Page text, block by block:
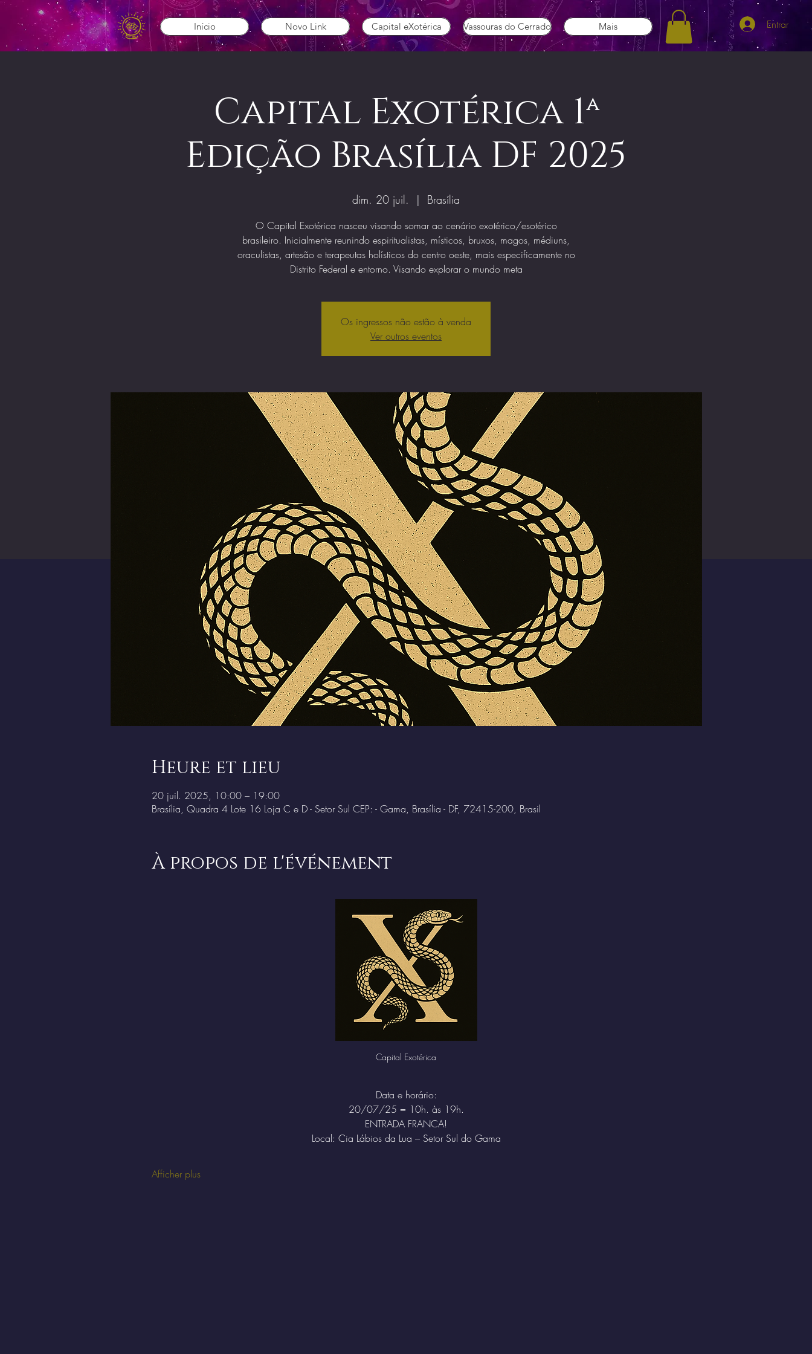
Entrar
Início Novo Link Capital eXotérica Vassouras do Cerrado Mais
Capital Exotérica 1ª
Edição Brasília DF 2025
dim. 20 juil.
  |
Brasília
O Capital Exotérica nasceu visando somar ao cenário exotérico/esotérico
brasileiro. Inicialmente reunindo espiritualistas, místicos, bruxos, magos, médiuns,
oraculistas, artesão e terapeutas holísticos do centro oeste, mais especificamente no
Distrito Federal e entorno. Visando explorar o mundo meta
Os ingressos não estão à venda
Ver outros eventos
Heure et lieu
20 juil. 2025, 10:00 – 19:00
Brasília, Quadra 4 Lote 16 Loja C e D - Setor Sul CEP: - Gama, Brasília - DF, 72415-200, Brasil
À propos de l'événement
Capital Exotérica
Data e horário:
20/07/25 = 10h. às 19h.
ENTRADA FRANCA!
Local: Cia Lábios da Lua – Setor Sul do Gama
Afficher plus